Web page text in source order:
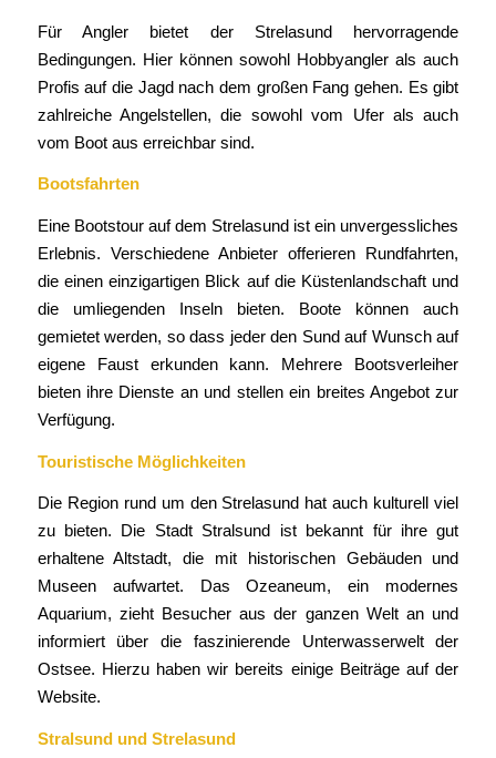
Für Angler bietet der Strelasund hervorragende
Bedingungen. Hier können sowohl Hobbyangler als auch
Profis auf die Jagd nach dem großen Fang gehen. Es gibt
zahlreiche Angelstellen, die sowohl vom Ufer als auch
vom Boot aus erreichbar sind.
Bootsfahrten
Eine Bootstour auf dem Strelasund ist ein unvergessliches
Erlebnis. Verschiedene Anbieter offerieren Rundfahrten,
die einen einzigartigen Blick auf die Küstenlandschaft und
die umliegenden Inseln bieten. Boote können auch
gemietet werden, so dass jeder den Sund auf Wunsch auf
eigene Faust erkunden kann. Mehrere Bootsverleiher
bieten ihre Dienste an und stellen ein breites Angebot zur
Verfügung.
Touristische Möglichkeiten
Die Region rund um den Strelasund hat auch kulturell viel
zu bieten. Die Stadt Stralsund ist bekannt für ihre gut
erhaltene Altstadt, die mit historischen Gebäuden und
Museen aufwartet. Das Ozeaneum, ein modernes
Aquarium, zieht Besucher aus der ganzen Welt an und
informiert über die faszinierende Unterwasserwelt der
Ostsee. Hierzu haben wir bereits einige Beiträge auf der
Website.
Stralsund und Strelasund